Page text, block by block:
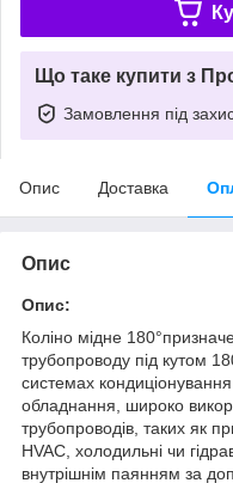
Що таке купити з
Замовлення під
Опис Доставка
Опис
Опис:
Коліно мідне
трубопроводу під кутом
системах
обладнання, широко
трубопроводів, таких як
HVAC, холодильні чи
внутрішнім паянням за